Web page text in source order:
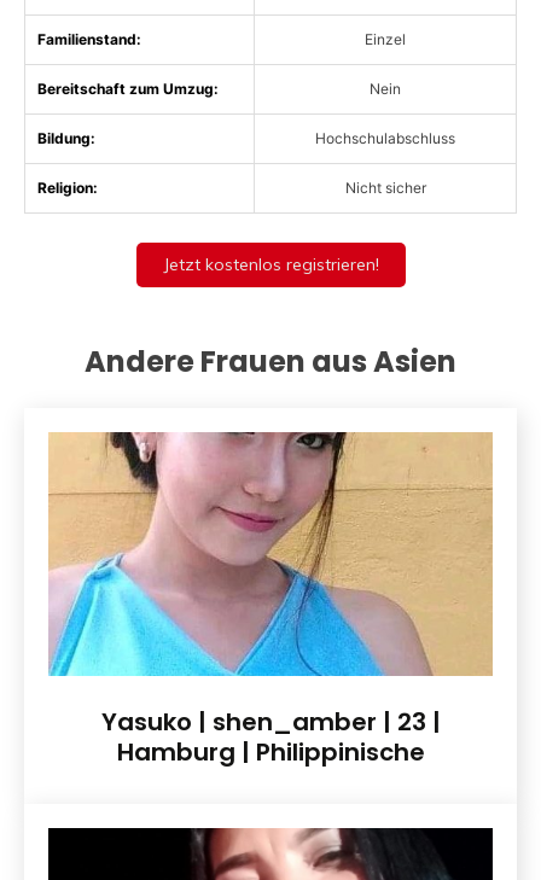
Familienstand: Einzel
Bereitschaft zum Umzug: Nein
Bildung: Hochschulabschluss
Religion: Nicht sicher
Jetzt kostenlos registrieren!
Andere Frauen aus Asien
Yasuko | shen_amber | 23 |
Hamburg | Philippinische